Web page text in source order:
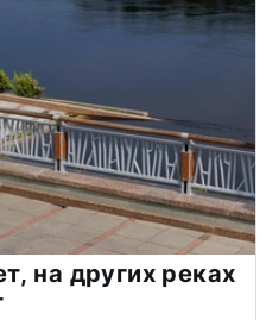
на других реках